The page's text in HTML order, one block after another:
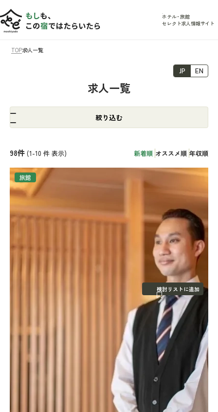
ホテル・旅館
セレクト求人情報サイト
TOP求人一覧
求人一覧
絞り込む
98件 (1-10 件 表示) 新着順 オススメ順 年収順
JP EN
旅館
検討リストに追加